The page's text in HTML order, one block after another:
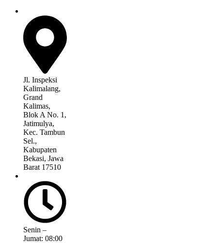
Jl. Inspeksi
Kalimalang,
Grand
Kalimas,
Blok A No. 1,
Jatimulya,
Kec. Tambun
Sel.,
Kabupaten
Bekasi, Jawa
Barat 17510
Senin –
Jumat: 08:00